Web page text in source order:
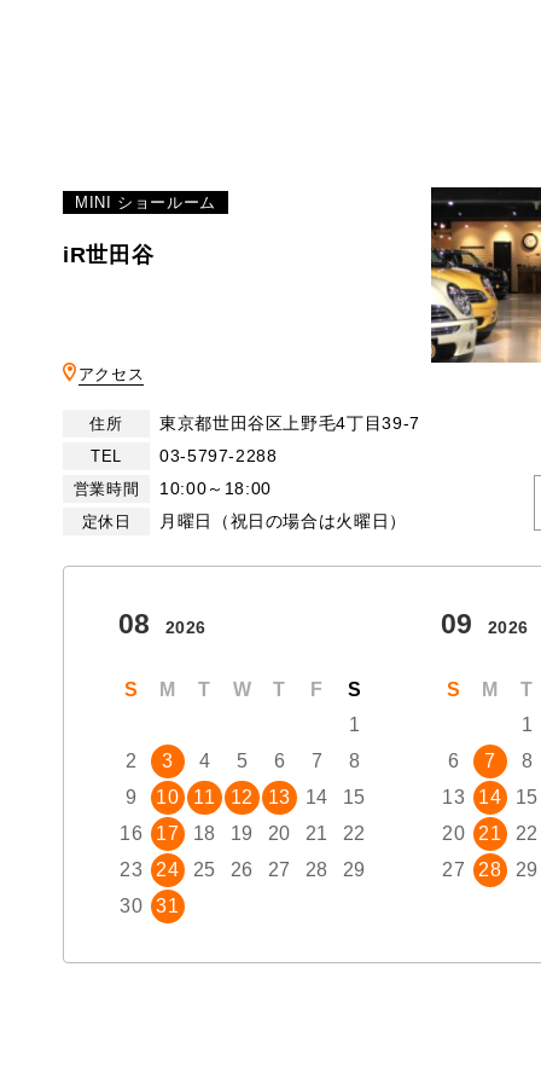
MINI ショールーム
iR世田谷
アクセス
住所 東京都世田谷区上野毛4丁目39-7
TEL 03-5797-2288
営業時間 10:00～18:00
定休日 月曜日（祝日の場合は火曜日）
08 2026
S M T W T F
S
1
2
3 4 5 6 7
8
9
10 11 12 13 14
15
16
17 18 19 20 21
22
23
24 25 26 27 28
29
30
31
09 2026
S M T
1
6
7 8
13
14 15
20
21 22
27
28 29